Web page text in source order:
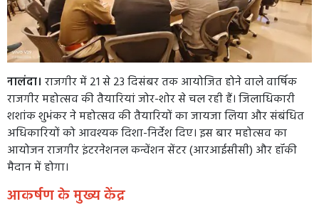
नालंदा। राजगीर में 21 से 23 दिसंबर तक आयोजित होने वाले वार्षिक
राजगीर महोत्सव की तैयारियां जोर-शोर से चल रही हैं। जिलाधिकारी
शशांक शुभंकर ने महोत्सव की तैयारियों का जायजा लिया और संबंधित
अधिकारियों को आवश्यक दिशा-निर्देश दिए। इस बार महोत्सव का
आयोजन राजगीर इंटरनेशनल कन्वेंशन सेंटर (आरआईसीसी) और हॉकी
मैदान में होगा।
आकर्षण के मुख्य केंद्र